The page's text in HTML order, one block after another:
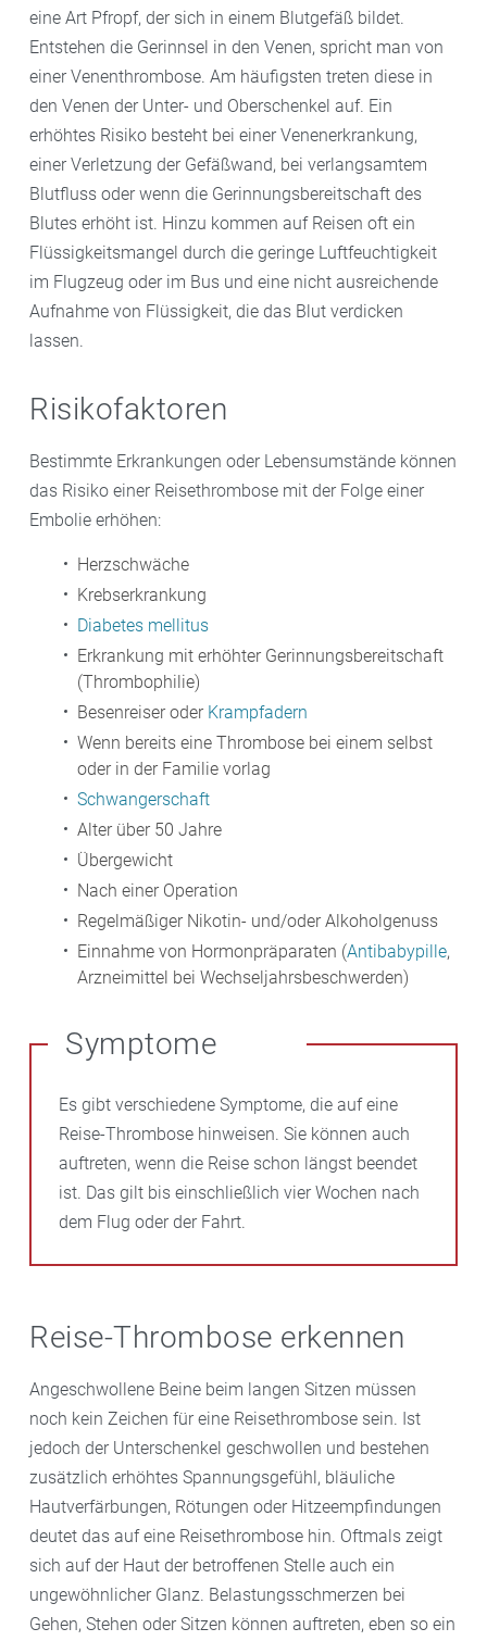
eine Art Pfropf, der sich in einem Blutgefäß bildet.
Entstehen die Gerinnsel in den Venen, spricht man von
einer Venenthrombose. Am häufigsten treten diese in
den Venen der Unter- und Oberschenkel auf. Ein
erhöhtes Risiko besteht bei einer Venenerkrankung,
einer Verletzung der Gefäßwand, bei verlangsamtem
Blutfluss oder wenn die Gerinnungsbereitschaft des
Blutes erhöht ist. Hinzu kommen auf Reisen oft ein
Flüssigkeitsmangel durch die geringe Luftfeuchtigkeit
im Flugzeug oder im Bus und eine nicht ausreichende
Aufnahme von Flüssigkeit, die das Blut verdicken
lassen.
Risikofaktoren
Bestimmte Erkrankungen oder Lebensumstände können
das Risiko einer Reisethrombose mit der Folge einer
Embolie erhöhen:
Herzschwäche
Krebserkrankung
Diabetes mellitus
Erkrankung mit erhöhter Gerinnungsbereitschaft
(Thrombophilie)
Besenreiser oder Krampfadern
Wenn bereits eine Thrombose bei einem selbst
oder in der Familie vorlag
Schwangerschaft
Alter über 50 Jahre
Übergewicht
Nach einer Operation
Regelmäßiger Nikotin- und/oder Alkoholgenuss
Einnahme von Hormonpräparaten (Antibabypille,
Arzneimittel bei Wechseljahrsbeschwerden)
Symptome
Es gibt verschiedene Symptome, die auf eine
Reise-Thrombose hinweisen. Sie können auch
auftreten, wenn die Reise schon längst beendet
ist. Das gilt bis einschließlich vier Wochen nach
dem Flug oder der Fahrt.
Reise-Thrombose erkennen
Angeschwollene Beine beim langen Sitzen müssen
noch kein Zeichen für eine Reisethrombose sein. Ist
jedoch der Unterschenkel geschwollen und bestehen
zusätzlich erhöhtes Spannungsgefühl, bläuliche
Hautverfärbungen, Rötungen oder Hitzeempfindungen
deutet das auf eine Reisethrombose hin. Oftmals zeigt
sich auf der Haut der betroffenen Stelle auch ein
ungewöhnlicher Glanz. Belastungsschmerzen bei
Gehen, Stehen oder Sitzen können auftreten, eben so ein